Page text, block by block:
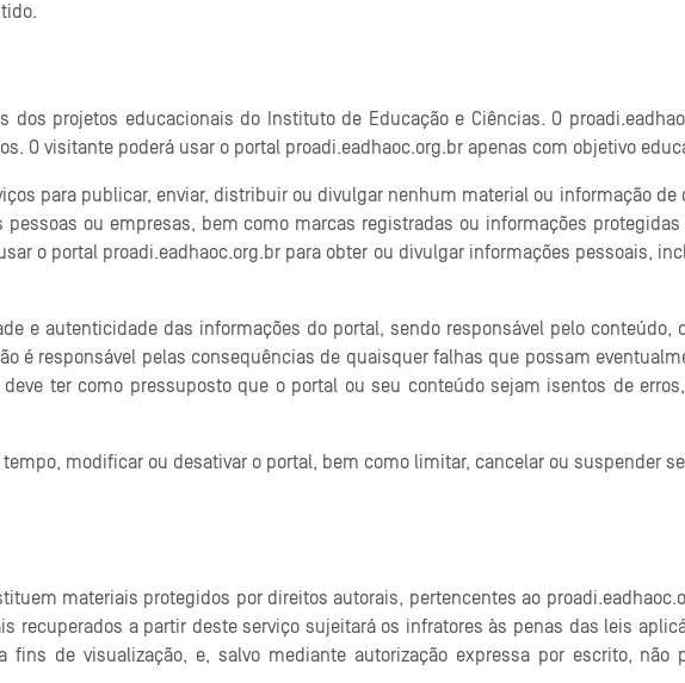
projetos educacionais do Instituto de Educação e Ciências. O
O visitante poderá usar o portal proadi.eadhaoc.org.br apenas com objetivo
para publicar, enviar, distribuir ou divulgar nenhum material ou informação
ou empresas, bem como marcas registradas ou informações
o portal proadi.eadhaoc.org.br para obter ou divulgar informações pessoais,
e autenticidade das informações do portal, sendo responsável pelo conteúdo,
é responsável pelas consequências de quaisquer falhas que possam
ter como pressuposto que o portal ou seu conteúdo sejam isentos de
modificar ou desativar o portal, bem como limitar, cancelar ou suspender
materiais protegidos por direitos autorais, pertencentes ao
recuperados a partir deste serviço sujeitará os infratores às penas das leis
de visualização, e, salvo mediante autorização expressa por escrito, não